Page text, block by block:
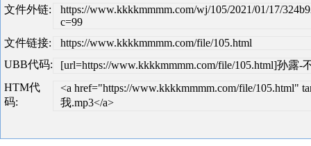
文件外链:
https://www.kkkkmmmm.com/wj/105/2021/01/17/
c=99
文件链接:
https://www.kkkkmmmm.com/file/105.html
UBB代码:
[url=https://www.kkkkmmmm.com/file/105.html]孙露-
HTM代
码:
<a href="https://www.kkkkmmmm.com/file/105.html"
我.mp3</a>